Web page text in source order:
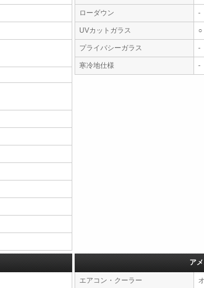
ローダウン -
UVカットガラス ○
プライバシーガラス -
寒冷地仕様 -
ア
エアコン・クーラー